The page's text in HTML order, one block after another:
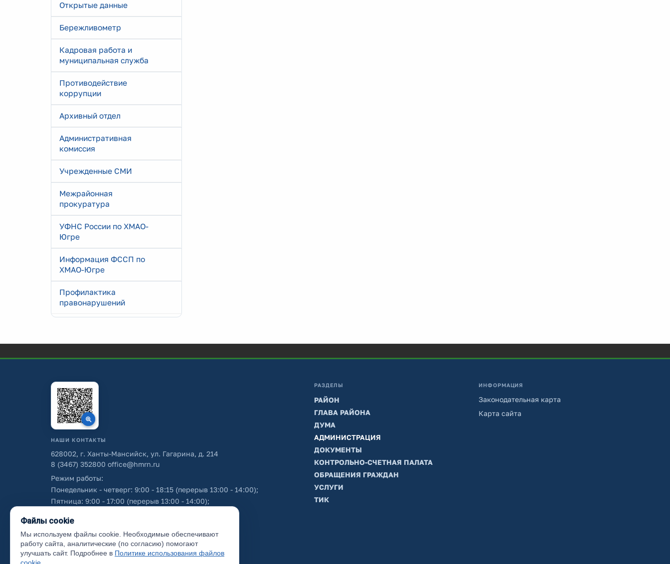
Открытые данные
Бережливометр
Кадровая работа и
муниципальная служба
Противодействие
коррупции
Архивный отдел
Административная
комиссия
Учрежденные СМИ
Межрайонная
прокуратура
УФНС России по ХМАО-
Югре
Информация ФССП по
ХМАО-Югре
Профилактика
правонарушений
НАШИ КОНТАКТЫ
628002, г. Ханты-Мансийск, ул. Гагарина, д. 214
8 (3467) 352800 office@hmrn.ru
Режим работы:
Понедельник - четверг: 9:00 - 18:15 (перерыв 13:00 - 14:00);
Пятница: 9:00 - 17:00 (перерыв 13:00 - 14:00);
Об использовании персональных данных
РАЗДЕЛЫ
РАЙОН
ГЛАВА РАЙОНА
ДУМА
АДМИНИСТРАЦИЯ
ДОКУМЕНТЫ
КОНТРОЛЬНО-СЧЕТНАЯ ПАЛАТА
ОБРАЩЕНИЯ ГРАЖДАН
УСЛУГИ
ТИК
ИНФОРМАЦИЯ
Законодательная карта
Карта сайта
Файлы cookie
Мы используем файлы cookie. Необходимые обеспечивают
работу сайта, аналитические (по согласию) помогают
улучшать сайт. Подробнее в Политике использования файлов